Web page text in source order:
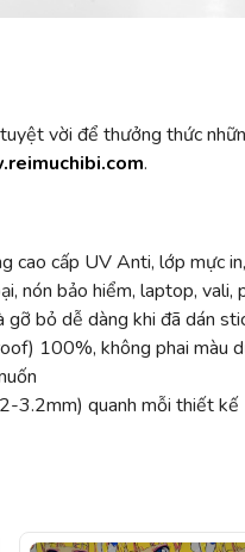
vời để thưởng thức
.
cao cấp UV Anti, lớp mực
nón bảo hiểm, laptop,
bỏ dễ dàng khi đã dán
100%, không phai màu
3.2mm) quanh mỗi thiết kế